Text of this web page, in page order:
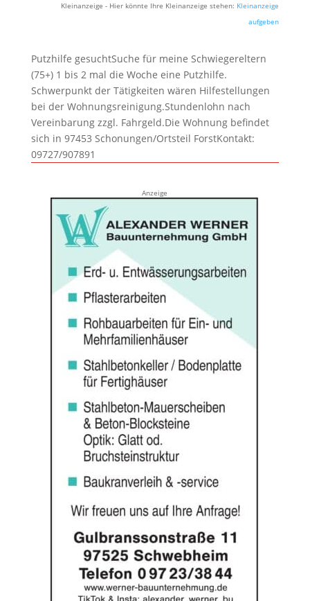
Kleinanzeige - Hier könnte Ihre Kleinanzeige stehen: Kleinanzeige
aufgeben
Putzhilfe gesuchtSuche für meine Schwiegereltern
(75+) 1 bis 2 mal die Woche eine Putzhilfe.
Schwerpunkt der Tätigkeiten wären Hilfestellungen
bei der Wohnungsreinigung.Stundenlohn nach
Vereinbarung zzgl. Fahrgeld.Die Wohnung befindet
sich in 97453 Schonungen/Ortsteil ForstKontakt:
09727/907891
Anzeige